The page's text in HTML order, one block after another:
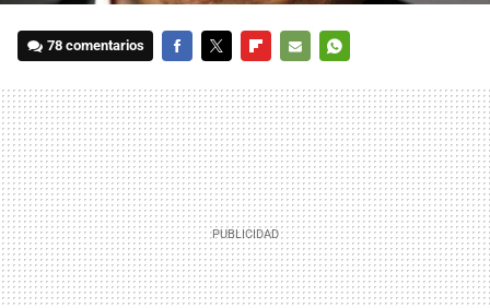
78 comentarios
MAIL